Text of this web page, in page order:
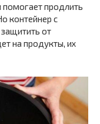
продлить
контейнер с
от
на продукты, их